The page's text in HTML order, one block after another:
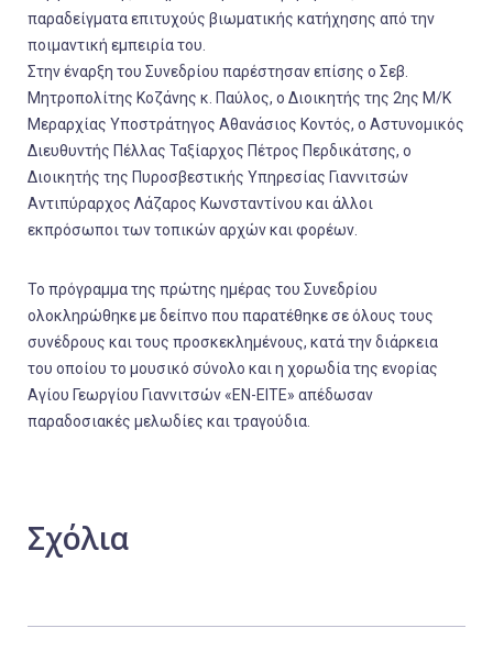
παραδείγματα επιτυχούς βιωματικής κατήχησης από την
ποιμαντική εμπειρία του.
Στην έναρξη του Συνεδρίου παρέστησαν επίσης ο Σεβ.
Μητροπολίτης Κοζάνης κ. Παύλος, ο Διοικητής της 2ης Μ/Κ
Μεραρχίας Υποστράτηγος Αθανάσιος Κοντός, ο Αστυνομικός
Διευθυντής Πέλλας Ταξίαρχος Πέτρος Περδικάτσης, ο
Διοικητής της Πυροσβεστικής Υπηρεσίας Γιαννιτσών
Αντιπύραρχος Λάζαρος Κωνσταντίνου και άλλοι
εκπρόσωποι των τοπικών αρχών και φορέων.
Το πρόγραμμα της πρώτης ημέρας του Συνεδρίου
ολοκληρώθηκε με δείπνο που παρατέθηκε σε όλους τους
συνέδρους και τους προσκεκλημένους, κατά την διάρκεια
του οποίου το μουσικό σύνολο και η χορωδία της ενορίας
Αγίου Γεωργίου Γιαννιτσών «ΕΝ-ΕΙΤΕ» απέδωσαν
παραδοσιακές μελωδίες και τραγούδια.
Σχόλια